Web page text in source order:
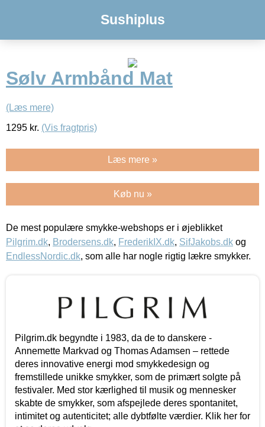
Sushiplus
Sølv Armbånd Mat
(Læs mere)
1295 kr. (Vis fragtpris)
Læs mere »
Køb nu »
De mest populære smykke-webshops er i øjeblikket
Pilgrim.dk, Brodersens.dk, FrederikIX.dk, SifJakobs.dk og
EndlessNordic.dk, som alle har nogle rigtig lækre smykker.
Pilgrim.dk begyndte i 1983, da de to danskere -
Annemette Markvad og Thomas Adamsen – rettede
deres innovative energi mod smykkedesign og
fremstillede unikke smykker, som de primært solgte på
festivaler. Med stor kærlighed til musik og mennesker
skabte de smykker, som afspejlede deres spontanitet,
intimitet og autenticitet; alle dybtfølte værdier. Klik her for